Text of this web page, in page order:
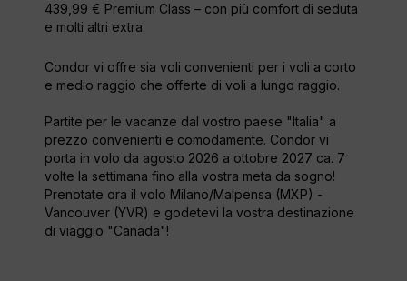
439,99 € Premium Class – con più comfort di seduta
e molti altri extra.
Condor vi offre sia voli convenienti per i voli a corto
e medio raggio che offerte di voli a lungo raggio.
Partite per le vacanze dal vostro paese "Italia" a
prezzo convenienti e comodamente. Condor vi
porta in volo da agosto 2026 a ottobre 2027 ca. 7
volte la settimana fino alla vostra meta da sogno!
Prenotate ora il volo Milano/Malpensa (MXP) -
Vancouver (YVR) e godetevi la vostra destinazione
di viaggio "Canada"!